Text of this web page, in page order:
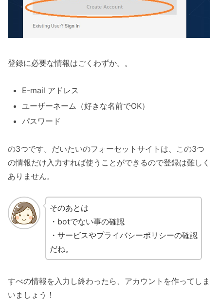
登録に必要な情報はごくわずか。。
E-mail アドレス
ユーザーネーム（好きな名前でOK）
パスワード
の3つです。だいたいのフォーセットサイトは、この3つ
の情報だけ入力すれば使うことができるので登録は難しく
ありません。
そのあとは
・botでない事の確認
・サービスやプライバシーポリシーの確認
だね。
すべの情報を入力し終わったら、アカウントを作ってしま
いましょう！